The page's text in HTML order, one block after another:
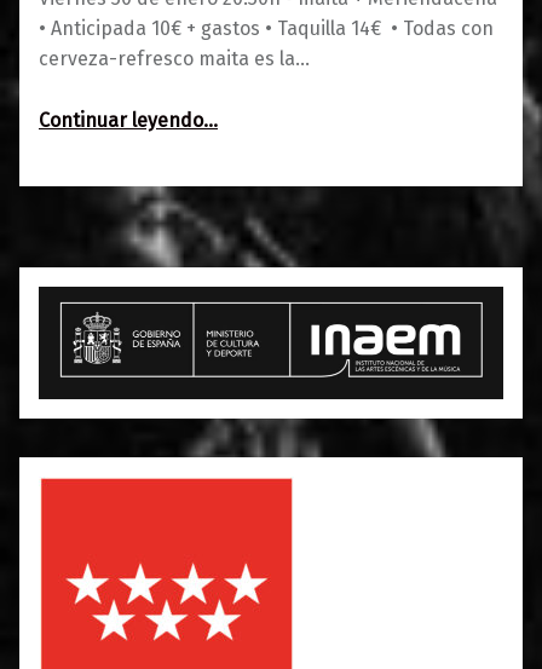
• Anticipada 10€ + gastos • Taquilla 14€ • Todas con
cerveza-refresco maita es la…
Continuar leyendo…